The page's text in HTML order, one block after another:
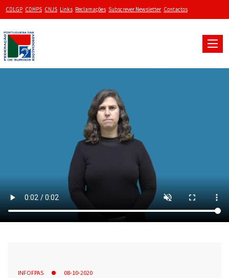
CDLGP CDHPS CNJS Links Reclamações Subscrever Newsletter Contactos
Toggle
INFOFPAS 08-10-2020